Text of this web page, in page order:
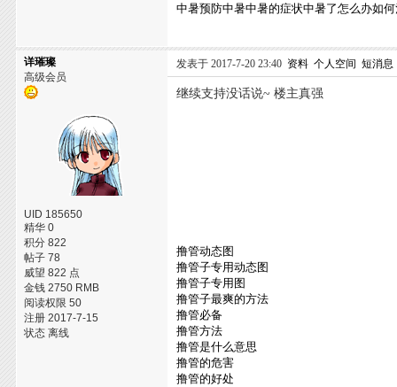
中暑预防中暑中暑的症状中暑了怎么办如
详璀璨
高级会员
UID 185650
精华 0
积分 822
帖子 78
威望 822 点
金钱 2750 RMB
阅读权限 50
注册 2017-7-15
状态 离线
发表于 2017-7-20 23:40 资料 个人空间 短消息
继续支持没话说~ 楼主真强
撸管动态图
撸管子专用动态图
撸管子专用图
撸管子最爽的方法
撸管必备
撸管方法
撸管是什么意思
撸管的危害
撸管的好处